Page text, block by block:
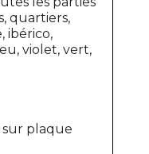
quartiers,
ibérico,
violet, vert,
sur plaque